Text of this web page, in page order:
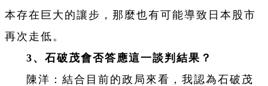
本存在巨大的讓步，那麼也有可能導致日本股市
再次走低。
3、石破茂會否答應這一談判結果？
陳洋：結合目前的政局來看，我認為石破茂